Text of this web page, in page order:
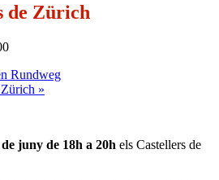
de Zürich
Rundweg
»
de juny de 18h a 20h els Castellers de